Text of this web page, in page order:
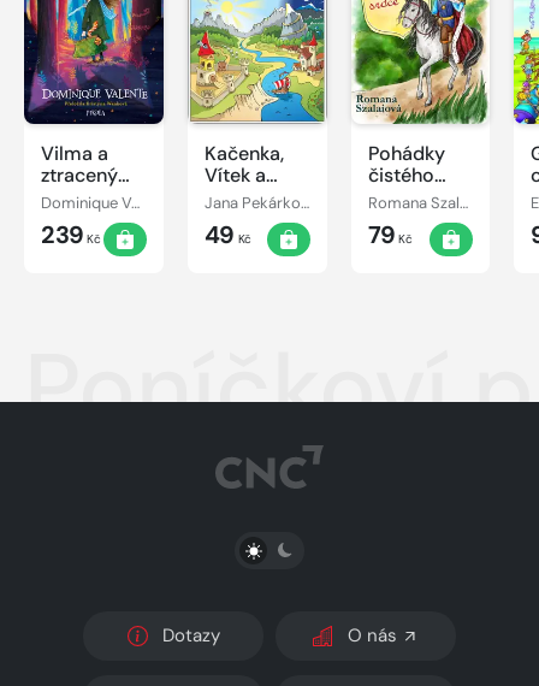
Vilma a
ztracený
den
Dominique Valente
239 Kč
Kačenka,
Vítek a
jejich
pohádkové
dobrodružství
Jana Pekárková
49 Kč
Pohádky
čistého
srdce
Romana Szalaiová
79 Kč
Poníčkoví
PŘEPNOUT SVĚTLÝ/TMAVÝ REŽIM
Dotazy O nás